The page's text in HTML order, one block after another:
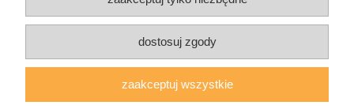
Taśmy i noże bezpieczne
dostosuj zgody
zaakceptuj wszystkie